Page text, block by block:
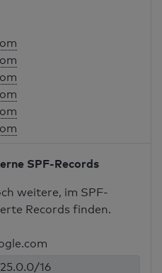
SPF-Records
weitere, im SPF-
Records finden.
16